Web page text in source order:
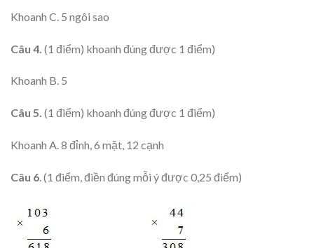
Khoanh C. 5 ngôi sao
Câu 4. (1 điểm) khoanh đúng được 1 điểm)
Khoanh B. 5
Câu 5. (1 điểm) khoanh đúng được 1 điểm)
Khoanh A. 8 đỉnh, 6 mặt, 12 cạnh
Câu 6 . (1 điểm, điền đúng mỗi ý được 0,25 điểm)